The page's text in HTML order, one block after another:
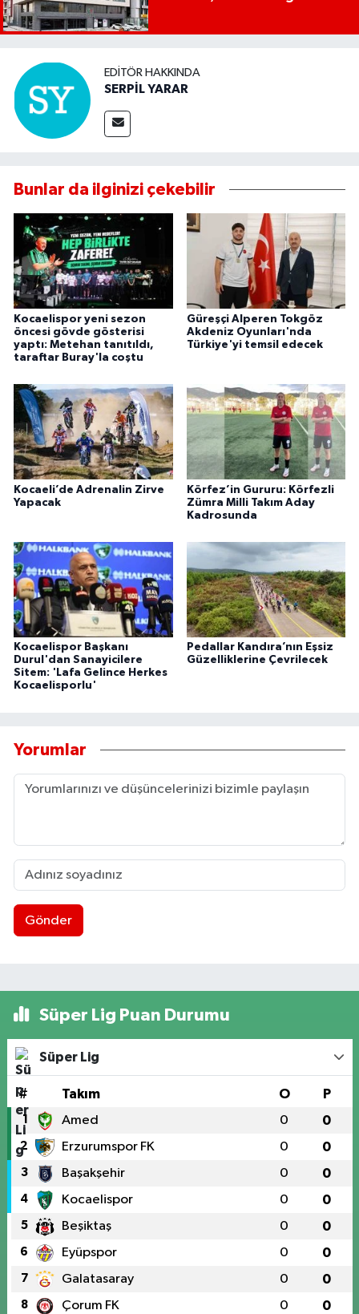
EDITÖR HAKKINDA
SERPİL YARAR
Bunlar da ilginizi çekebilir
Kocaelispor yeni sezon
öncesi gövde gösterisi
yaptı: Metehan tanıtıldı,
taraftar Buray'la coştu
Güreşçi Alperen Tokgöz
Akdeniz Oyunları'nda
Türkiye'yi temsil edecek
Kocaeli’de Adrenalin Zirve
Yapacak
Körfez’in Gururu: Körfezli
Zümra Milli Takım Aday
Kadrosunda
Kocaelispor Başkanı
Durul'dan Sanayicilere
Sitem: 'Lafa Gelince Herkes
Kocaelisporlu'
Pedallar Kandıra’nın Eşsiz
Güzelliklerine Çevrilecek
Yorumlar
Gönder
Süper Lig Puan Durumu
Süper Lig
# Takım O P
1 Amed 0 0
2 Erzurumspor FK 0 0
3 Başakşehir 0 0
4 Kocaelispor 0 0
5 Beşiktaş 0 0
6 Eyüpspor 0 0
7 Galatasaray 0 0
8 Çorum FK 0 0